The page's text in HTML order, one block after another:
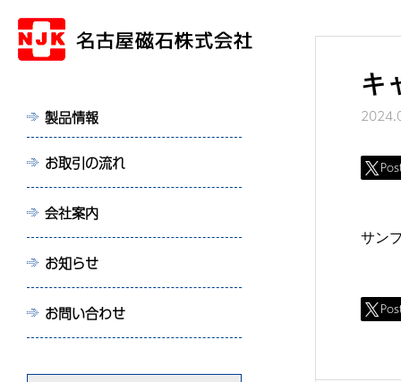
製品情報
お取引の流れ
会社案内
お知らせ
お問い合わせ
キ
サン